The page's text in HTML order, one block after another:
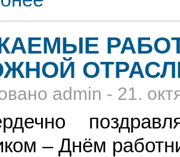
admin - 21.
– Днём